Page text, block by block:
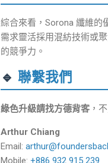
綜合來看，Sorona 纖維的
需求靈活採用混紡技術或
的競爭力。
🔹 聯繫我們
綠色升級請找方德背客 ，
Arthur Chiang
Email:
Mobile: +886 932 915 239